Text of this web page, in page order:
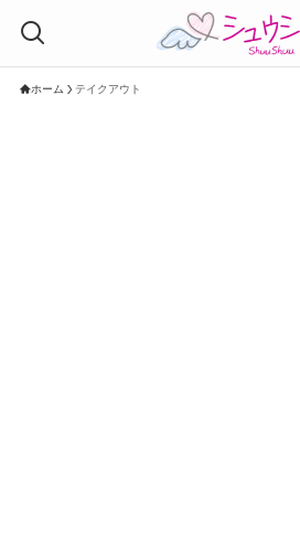
ホーム テイクアウト